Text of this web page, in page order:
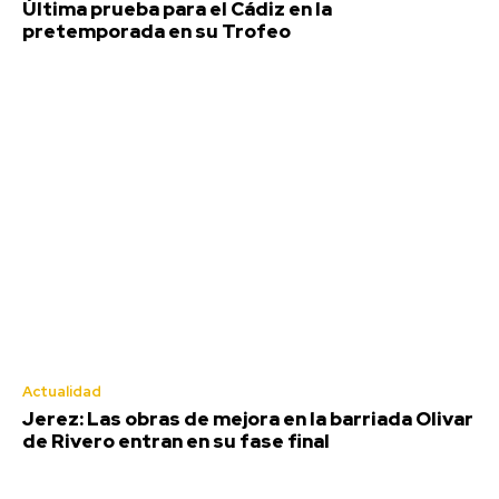
Última prueba para el Cádiz en la
pretemporada en su Trofeo
Actualidad
Jerez: Las obras de mejora en la barriada Olivar
de Rivero entran en su fase final